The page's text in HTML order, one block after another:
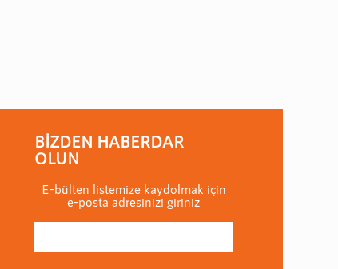
BIZDEN HABERDAR
OLUN
E-bülten listemize kaydolmak için
e-posta adresinizi giriniz